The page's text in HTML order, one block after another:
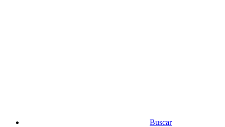
Buscar